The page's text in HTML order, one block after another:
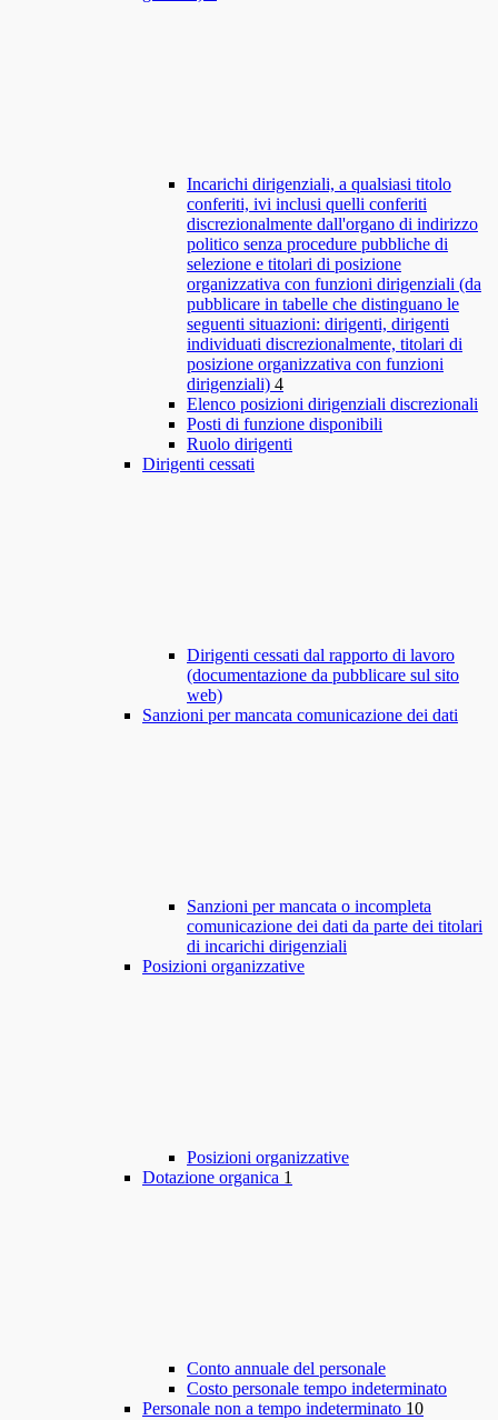
Incarichi dirigenziali, a qualsiasi titolo
conferiti, ivi inclusi quelli conferiti
discrezionalmente dall'organo di indirizzo
politico senza procedure pubbliche di
selezione e titolari di posizione
organizzativa con funzioni dirigenziali (da
pubblicare in tabelle che distinguano le
seguenti situazioni: dirigenti, dirigenti
individuati discrezionalmente, titolari di
posizione organizzativa con funzioni
dirigenziali) 4
Elenco posizioni dirigenziali discrezionali
Posti di funzione disponibili
Ruolo dirigenti
Dirigenti cessati
Dirigenti cessati dal rapporto di lavoro
(documentazione da pubblicare sul sito
web)
Sanzioni per mancata comunicazione dei dati
Sanzioni per mancata o incompleta
comunicazione dei dati da parte dei titolari
di incarichi dirigenziali
Posizioni organizzative
Posizioni organizzative
Dotazione organica 1
Conto annuale del personale
Costo personale tempo indeterminato
Personale non a tempo indeterminato 10